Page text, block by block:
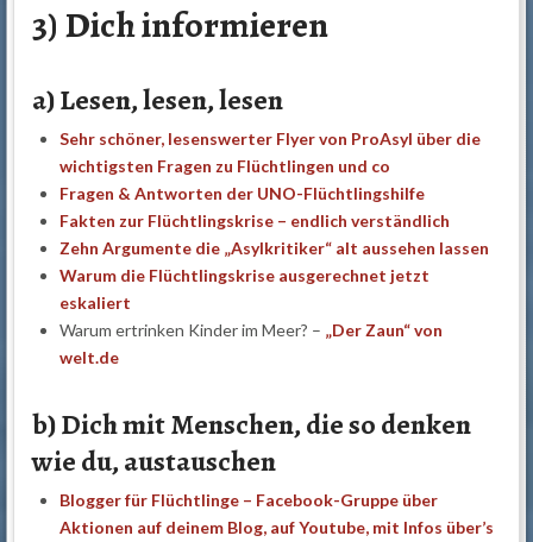
3) Dich informieren
a) Lesen, lesen, lesen
Sehr schöner, lesenswerter Flyer von ProAsyl über die
wichtigsten Fragen zu Flüchtlingen und co
Fragen & Antworten der UNO-Flüchtlingshilfe
Fakten zur Flüchtlingskrise – endlich verständlich
Zehn Argumente die „Asylkritiker“ alt aussehen lassen
Warum die Flüchtlingskrise ausgerechnet jetzt
eskaliert
Warum ertrinken Kinder im Meer? – „Der Zaun“ von
welt.de
b) Dich mit Menschen, die so denken
wie du, austauschen
Blogger für Flüchtlinge – Facebook-Gruppe über
Aktionen auf deinem Blog, auf Youtube, mit Infos über’s